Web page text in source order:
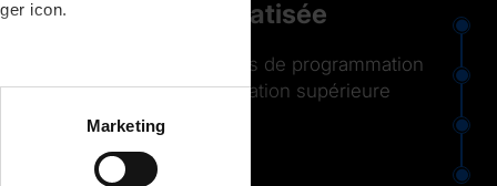
icon.
meters
Marketing
automatisée
Réduction des temps de programmation
Qualité de fabrication supérieure
⬤
⬤
⬤
⬤